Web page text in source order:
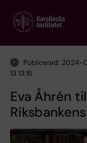
main
Publicerad: 2024-
13 13:16
Eva Åhrén